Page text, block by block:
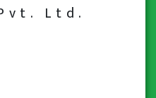
Ltd.